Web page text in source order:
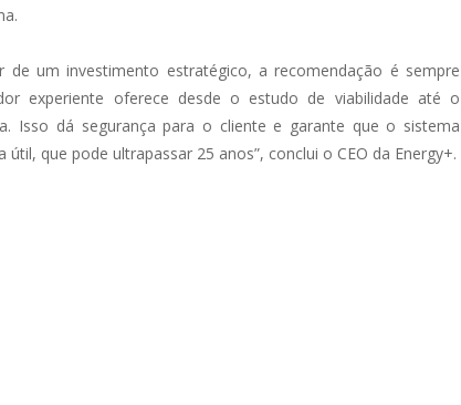
de um investimento estratégico, a recomendação é sempre
experiente oferece desde o estudo de viabilidade até o
Isso dá segurança para o cliente e garante que o sistema
que pode ultrapassar 25 anos”, conclui o CEO da Energy+.